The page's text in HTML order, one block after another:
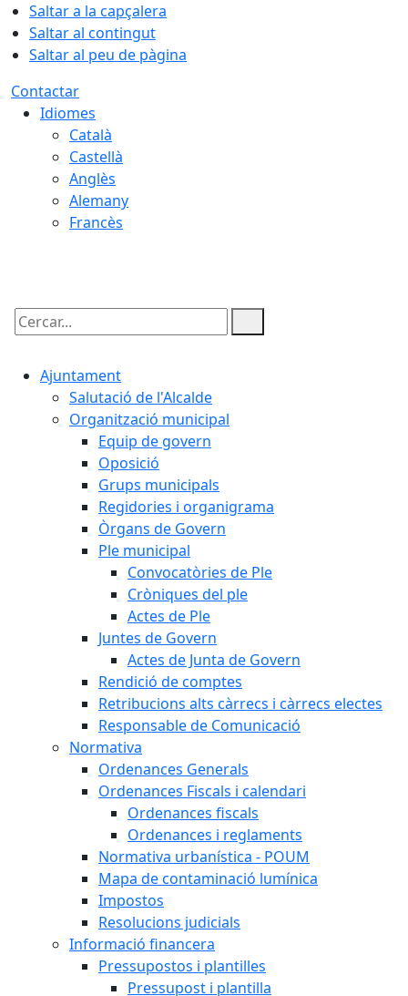
Saltar a la capçalera
Saltar al contingut
Saltar al peu de pàgina
Contactar
Idiomes
Català
Castellà
Anglès
Alemany
Francès
Cercar:
Ajuntament
Salutació de l'Alcalde
Organització municipal
Equip de govern
Oposició
Grups municipals
Regidories i organigrama
Òrgans de Govern
Ple municipal
Convocatòries de Ple
Cròniques del ple
Actes de Ple
Juntes de Govern
Actes de Junta de Govern
Rendició de comptes
Retribucions alts càrrecs i càrrecs electes
Responsable de Comunicació
Normativa
Ordenances Generals
Ordenances Fiscals i calendari
Ordenances fiscals
Ordenances i reglaments
Normativa urbanística - POUM
Mapa de contaminació lumínica
Impostos
Resolucions judicials
Informació financera
Pressupostos i plantilles
Pressupost i plantilla